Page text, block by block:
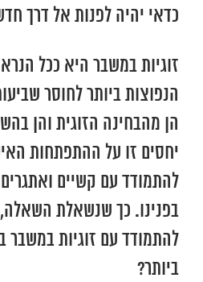
כדאי יהיה לפנות אל דרך
זוגיות במשבר היא ככל
הנפוצות ביותר לחוסר
הן מהבחינה הזוגית והן
יחסים זו על ההתפתחות
להתמודד עם קשיים
בפנינו. כך שנשאלת
להתמודד עם זוגיות במשבר
ביותר?